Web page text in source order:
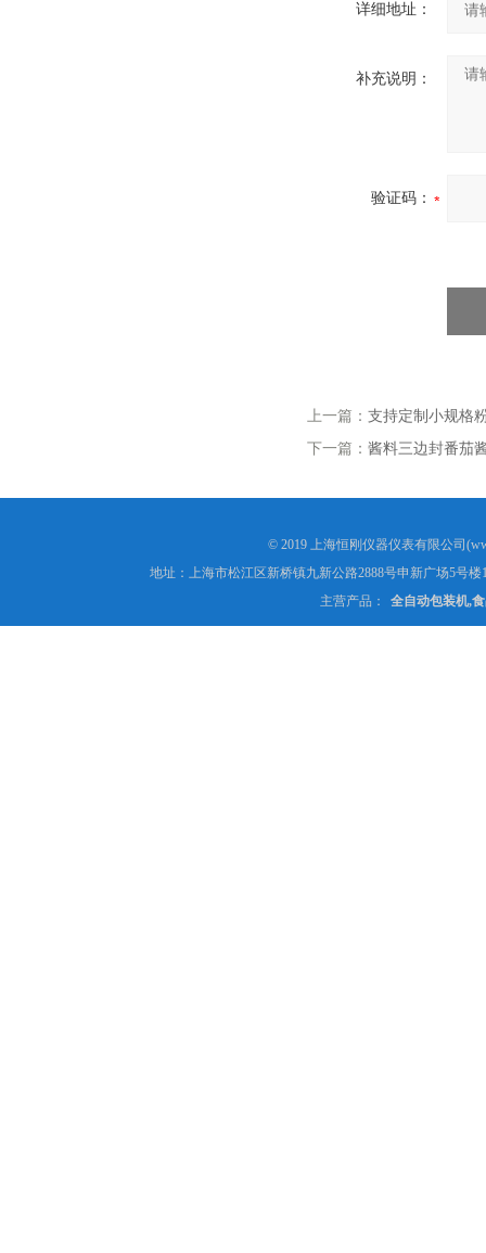
详细地址：
补充说明：
验证码：
上一篇： 支持定制小规格
下一篇： 酱料三边封番茄
© 2019 上海恒刚仪器仪表有限公司
地址：上海市松江区新桥镇九新公路2888号申新广场5号楼
主营产品：
全自动包装机,